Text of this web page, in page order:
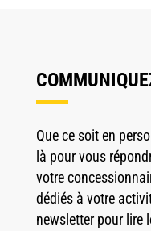
Que ce soit en
là pour vous
votre
dédiés à votre
newsletter pour lire